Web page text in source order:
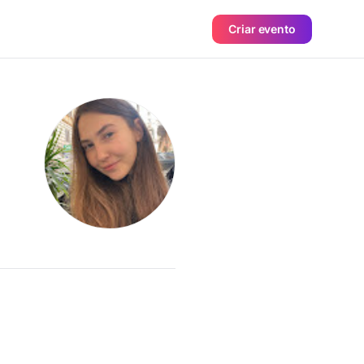
Criar evento